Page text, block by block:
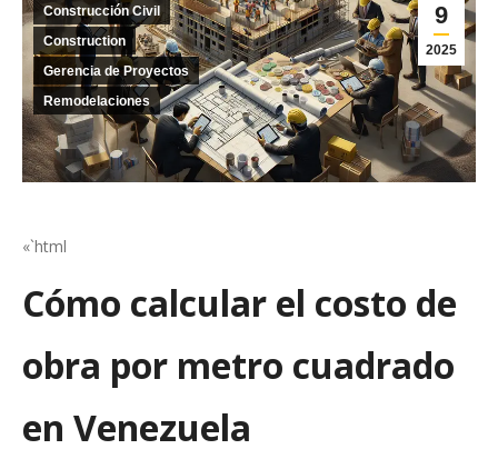
9
2025
Construcción Civil
Construction
Gerencia de Proyectos
Remodelaciones
«`html
Cómo calcular el costo de
obra por metro cuadrado
en Venezuela